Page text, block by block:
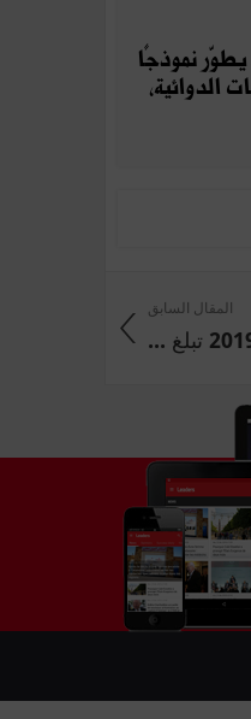
يطوّر نموذجًا
الدوائية،
المقال السابق